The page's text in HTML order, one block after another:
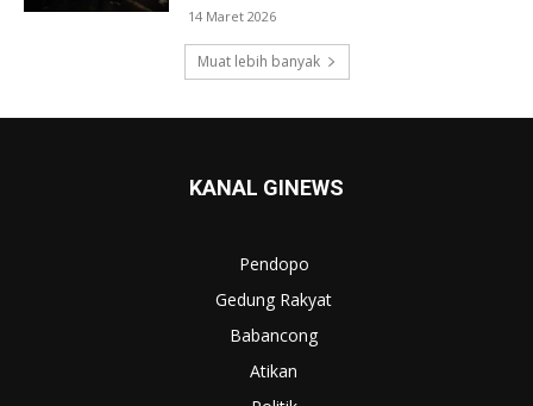
14 Maret 2026
Muat lebih banyak
KANAL GINEWS
Pendopo
Gedung Rakyat
Babancong
Atikan